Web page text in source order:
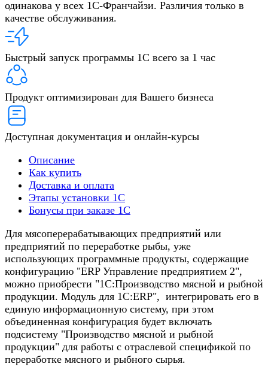
одинакова у всех 1С-Франчайзи. Различия только в
качестве обслуживания.
Быстрый запуск программы 1С всего за 1 час
Продукт оптимизирован для Вашего бизнеса
Доступная документация и онлайн-курсы
Описание
Как купить
Доставка и оплата
Этапы установки 1С
Бонусы при заказе 1С
Для мясоперерабатывающих предприятий или
предприятий по переработке рыбы, уже
использующих программные продукты, содержащие
конфигурацию "ERP Управление предприятием 2",
можно приобрести "1С:Производство мясной и рыбной
продукции. Модуль для 1С:ERP", интегрировать его в
единую информационную систему, при этом
объединенная конфигурация будет включать
подсистему "Производство мясной и рыбной
продукции" для работы с отраслевой спецификой по
переработке мясного и рыбного сырья.